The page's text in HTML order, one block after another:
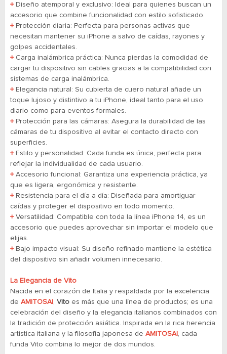
+ Diseño atemporal y exclusivo: Ideal para quienes buscan un
accesorio que combine funcionalidad con estilo sofisticado.
+ Protección diaria: Perfecta para personas activas que
necesitan mantener su iPhone a salvo de caídas, rayones y
golpes accidentales.
+ Carga inalámbrica práctica: Nunca pierdas la comodidad de
cargar tu dispositivo sin cables gracias a la compatibilidad con
sistemas de carga inalámbrica.
+ Elegancia natural: Su cubierta de cuero natural añade un
toque lujoso y distintivo a tu iPhone, ideal tanto para el uso
diario como para eventos formales.
+ Protección para las cámaras: Asegura la durabilidad de las
cámaras de tu dispositivo al evitar el contacto directo con
superficies.
+ Estilo y personalidad: Cada funda es única, perfecta para
reflejar la individualidad de cada usuario.
+ Accesorio funcional: Garantiza una experiencia práctica, ya
que es ligera, ergonómica y resistente.
+ Resistencia para el día a día: Diseñada para amortiguar
caídas y proteger el dispositivo en todo momento.
+ Versatilidad: Compatible con toda la línea iPhone 14, es un
accesorio que puedes aprovechar sin importar el modelo que
elijas.
+ Bajo impacto visual: Su diseño refinado mantiene la estética
del dispositivo sin añadir volumen innecesario.
La Elegancia de Vito
Nacida en el corazón de Italia y respaldada por la excelencia
de AMITOSAI , Vito es más que una línea de productos; es una
celebración del diseño y la elegancia italianos combinados con
la tradición de protección asiática. Inspirada en la rica herencia
artística italiana y la filosofía japonesa de AMITOSAI , cada
funda Vito combina lo mejor de dos mundos.